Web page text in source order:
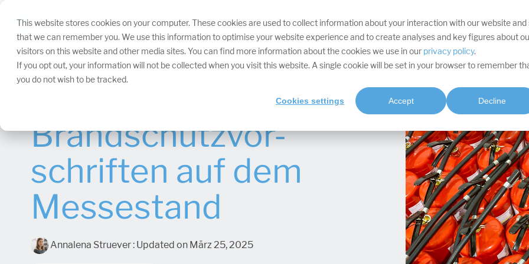
This website stores cookies on your computer. These cookies are used to collect information about your interaction with our website and
that we can remember you. We use this information to optimise your website experience and to create analyses and key figures about
visitors on this website and other media sites. You can find more information about the cookies we use in our privacy policy.
If you opt out, your information will not be collected when you visit this website. A single cookie will be set in your browser to remember
you do not wish to be tracked.
Cookies settings Accept Decline
überspringen.
IHRE ZIELE DIVISIONEN LEISTUNGEN PROJEKTE SOFTWARE
Brandschutzvor-
schriften auf dem
Messestand
Annalena Struever:Updated on März 25, 2025